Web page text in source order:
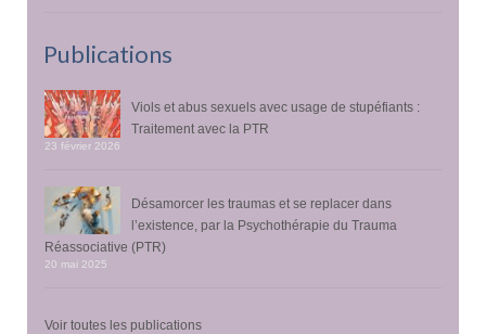
Publications
Viols et abus sexuels avec usage de stupéfiants :
Traitement avec la PTR
23 février 2026
Désamorcer les traumas et se replacer dans
l’existence, par la Psychothérapie du Trauma
Réassociative (PTR)
20 mai 2025
Voir toutes les publications